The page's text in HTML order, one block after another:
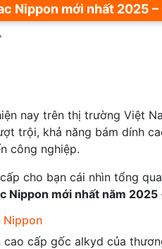
Nippon mới nhất 2025
nay trên thị trường Việt
trội, khả năng bám dính
công nghiệp.
cho bạn cái nhìn tổng
Nippon mới nhất năm 2025
Nippon
cao cấp gốc alkyd của